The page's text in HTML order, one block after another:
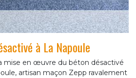
à La Napoule
mise en œuvre du béton désactivé
artisan maçon Zepp ravalement